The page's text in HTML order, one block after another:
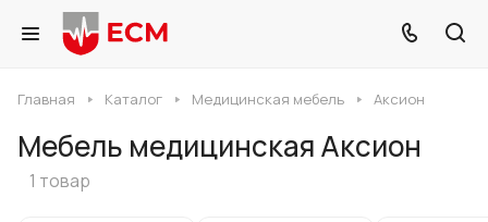
Главная Каталог Медицинская мебель Аксион
Мебель медицинская Аксион
1 товар